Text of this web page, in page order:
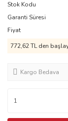
Stok Kodu
Garanti Süresi
Fiyat
772,62 TLden
Kargo Bedava